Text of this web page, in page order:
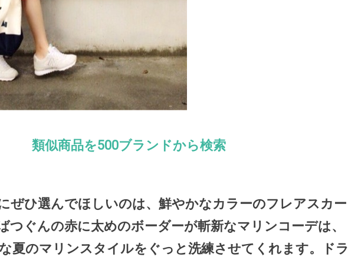
類似商品を500ブランドから検索
ぜひ選んでほしいのは、鮮やかなカラーのフレアスカー
つぐんの赤に太めのボーダーが斬新なマリンコーデは、
夏のマリンスタイルをぐっと洗練させてくれます。ドラ